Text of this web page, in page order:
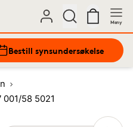
Meny
Bestill synsundersøkelse
001/58 5021